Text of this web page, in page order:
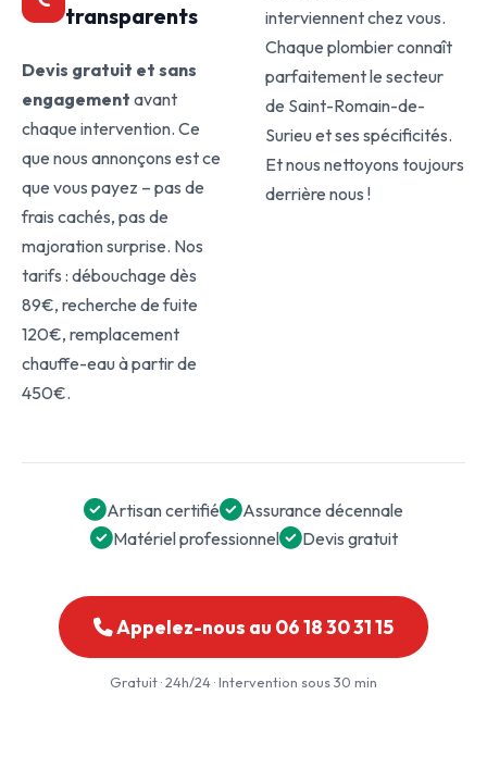
transparents
Devis gratuit et sans
engagement avant
chaque intervention. Ce
que nous annonçons est ce
que vous payez – pas de
frais cachés, pas de
majoration surprise. Nos
tarifs : débouchage dès
89€, recherche de fuite
120€, remplacement
chauffe-eau à partir de
450€.
interviennent chez vous.
Chaque plombier connaît
parfaitement le secteur
de Saint-Romain-de-
Surieu et ses spécificités.
Et nous nettoyons toujours
derrière nous !
Artisan certifié
Assurance décennale
Matériel professionnel
Devis gratuit
Appelez-nous au 06 18 30 31 15
Gratuit · 24h/24 · Intervention sous 30 min